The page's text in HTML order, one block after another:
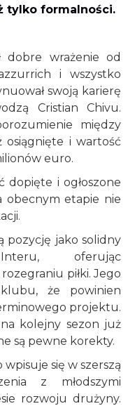
tylko formalności.
dobre wrażenie od
i wszystko
swoją karierę
Cristian Chivu.
między
osiągnięte i wartość
euro.
dopięte i ogłoszone
obecnym etapie nie
pozycję jako solidny
oferując
piłki. Jego
klubu, że powinien
projektu.
kolejny sezon już
są pewne korekty.
się w szerszą
z młodszymi
rozwoju drużyny.